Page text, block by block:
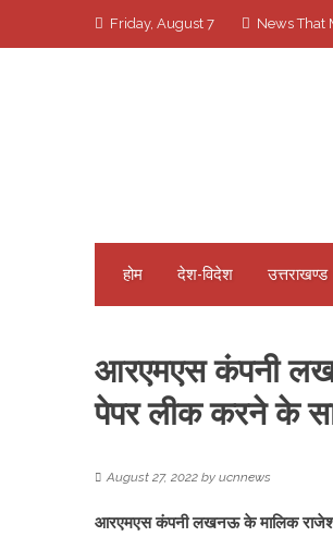
Friday, August 7 News That
होम देश-विदेश उत्तराखण्ड
आरएमएस कंपनी
पेपर लीक करने के
August 27, 2022 by ucnnews
आरएमएस कंपनी लखनऊ के मालिक राजेश